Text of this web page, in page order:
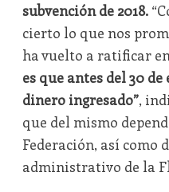
subvención de 2018.
cierto lo que nos
ha vuelto a ratificar
es que antes del 30
dinero ingresado”,
que del mismo
Federación, así como
administrativo de la